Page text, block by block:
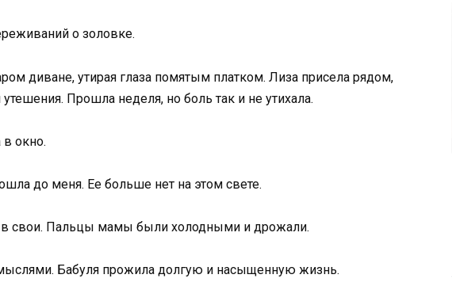
о золовке.
диване, утирая глаза помятым платком. Лиза присела рядом,
утешения. Прошла неделя, но боль так и не утихала.
в окно.
до меня. Ее больше нет на этом свете.
в свои. Пальцы мамы были холодными и дрожали.
Бабуля прожила долгую и насыщенную жизнь.